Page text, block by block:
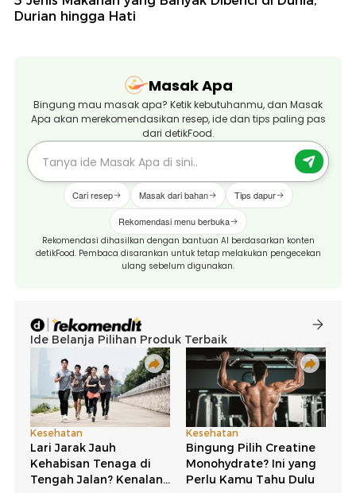
Durian hingga Hati
Masak Apa
Bingung mau masak apa? Ketik kebutuhanmu, dan Masak
Apa akan merekomendasikan resep, ide dan tips paling pas
dari detikFood.
Cari resep Masak dari bahan Tips dapur
Rekomendasi menu berbuka
Rekomendasi dihasilkan dengan bantuan AI berdasarkan konten
detikFood. Pembaca disarankan untuk tetap melakukan pengecekan
ulang sebelum digunakan.